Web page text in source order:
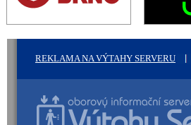
REKLAMA NA VÝTAHY SERVERU